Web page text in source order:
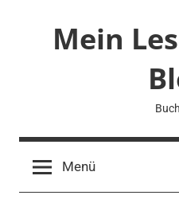
Mein
Menü